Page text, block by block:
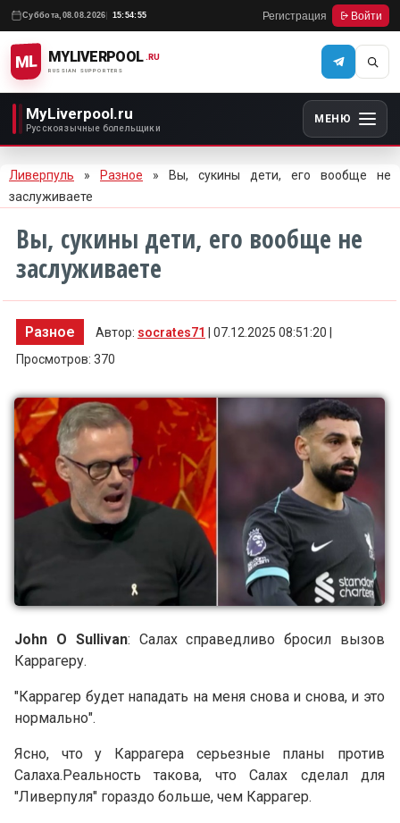
Суббота, 08.08.2026 15:54:55 Регистрация Войти
ML MYLIVERPOOL
RUSSIAN SUPPORTERS
.RU
MyLiverpool.ru
Русскоязычные болельщики
МЕНЮ
Ливерпуль » Разное » Вы, сукины дети, его вообще не
заслуживаете
Вы, сукины дети, его вообще не
заслуживаете
Разное Автор: socrates71
| 07.12.2025 08:51:20 |
Просмотров: 370
John O Sullivan: Салах справедливо бросил вызов
Каррагеру.
"Каррагер будет нападать на меня снова и снова, и это
нормально".
Ясно, что у Каррагера серьезные планы против
Салаха.Реальность такова, что Салах сделал для
"Ливерпуля" гораздо больше, чем Каррагер.